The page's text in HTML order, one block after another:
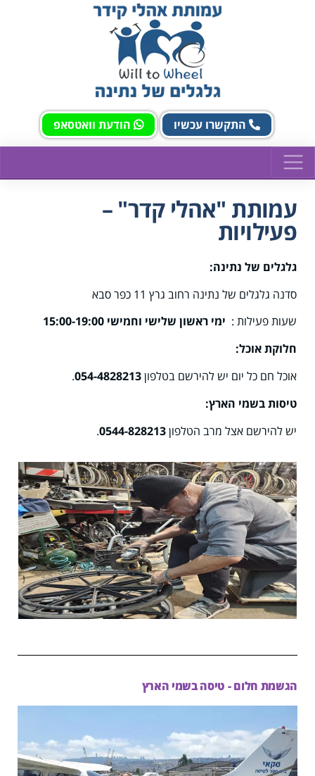
התקשרו עכשיו הודעת וואטסאפ
עמותת "אהלי קדר" –
פעילויות
גלגלים של נתינה:
סדנה גלגלים של נתינה רחוב גרץ 11 כפר סבא
שעות פעילות : ימי ראשון שלישי וחמישי 15:00-19:00
חלוקת אוכל:
אוכל חם כל יום יש להירשם בטלפון054-4828213
.
טיסות בשמי הארץ:
יש להירשם אצל מרב הטלפון0544-828213
.
הגשמת חלום - טיסה בשמי הארץ